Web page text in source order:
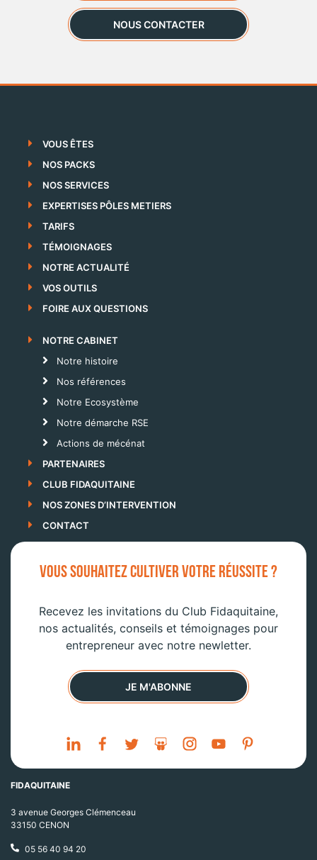
NOUS CONTACTER
VOUS ÊTES
NOS PACKS
NOS SERVICES
EXPERTISES PÔLES METIERS
TARIFS
TÉMOIGNAGES
NOTRE ACTUALITÉ
VOS OUTILS
FOIRE AUX QUESTIONS
NOTRE CABINET
Notre histoire
Nos références
Notre Ecosystème
Notre démarche RSE
Actions de mécénat
PARTENAIRES
CLUB FIDAQUITAINE
NOS ZONES D’INTERVENTION
CONTACT
VOUS SOUHAITEZ CULTIVER VOTRE RÉUSSITE ?
Recevez les invitations du Club Fidaquitaine,
nos actualités, conseils et témoignages pour
entrepreneur avec notre newletter.
JE M'ABONNE
FIDAQUITAINE
3 avenue Georges Clémenceau
33150 CENON
05 56 40 94 20